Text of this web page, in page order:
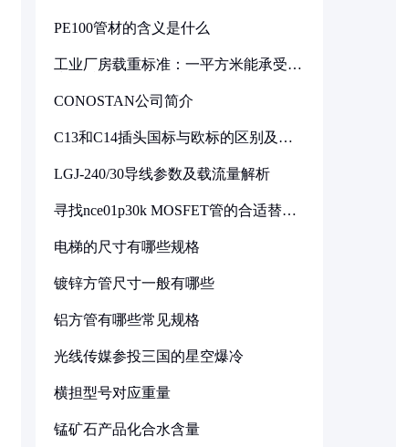
PE100管材的含义是什么
工业厂房载重标准：一平方米能承受多
CONOSTAN公司简介
C13和C14插头国标与欧标的区别及其
LGJ-240/30导线参数及载流量解析
寻找nce01p30k MOSFET管的合适替代
电梯的尺寸有哪些规格
镀锌方管尺寸一般有哪些
铝方管有哪些常见规格
光线传媒参投三国的星空爆冷
横担型号对应重量
锰矿石产品化合水含量